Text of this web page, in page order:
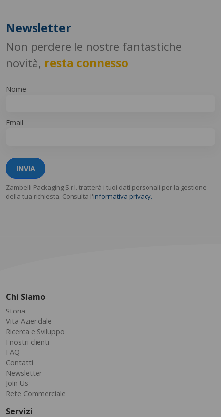
Newsletter
Non perdere le nostre fantastiche
novità, resta connesso
Nome
Email
INVIA
Zambelli Packaging S.r.l. tratterà i tuoi dati personali per la gestione
della tua richiesta. Consulta l'informativa privacy.
Chi Siamo
Storia
Vita Aziendale
Ricerca e Sviluppo
I nostri clienti
FAQ
Contatti
Newsletter
Join Us
Rete Commerciale
Servizi